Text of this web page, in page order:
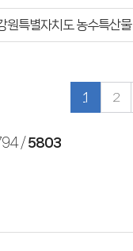
원특별자치도 농수특산
1 2
/ 5803